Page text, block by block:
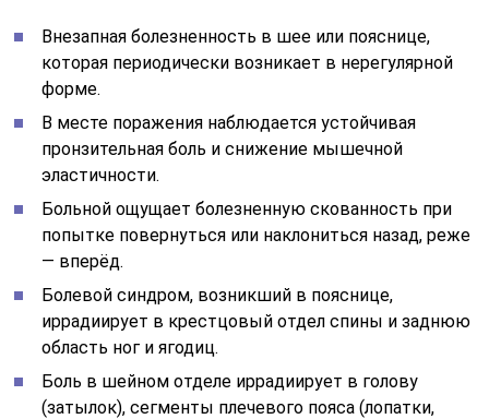
Внезапная болезненность в шее или пояснице,
которая периодически возникает в нерегулярной
форме.
В месте поражения наблюдается устойчивая
пронзительная боль и снижение мышечной
эластичности.
Больной ощущает болезненную скованность при
попытке повернуться или наклониться назад, реже
— вперёд.
Болевой синдром, возникший в пояснице,
иррадиирует в крестцовый отдел спины и заднюю
область ног и ягодиц.
Боль в шейном отделе иррадиирует в голову
(затылок), сегменты плечевого пояса (лопатки,